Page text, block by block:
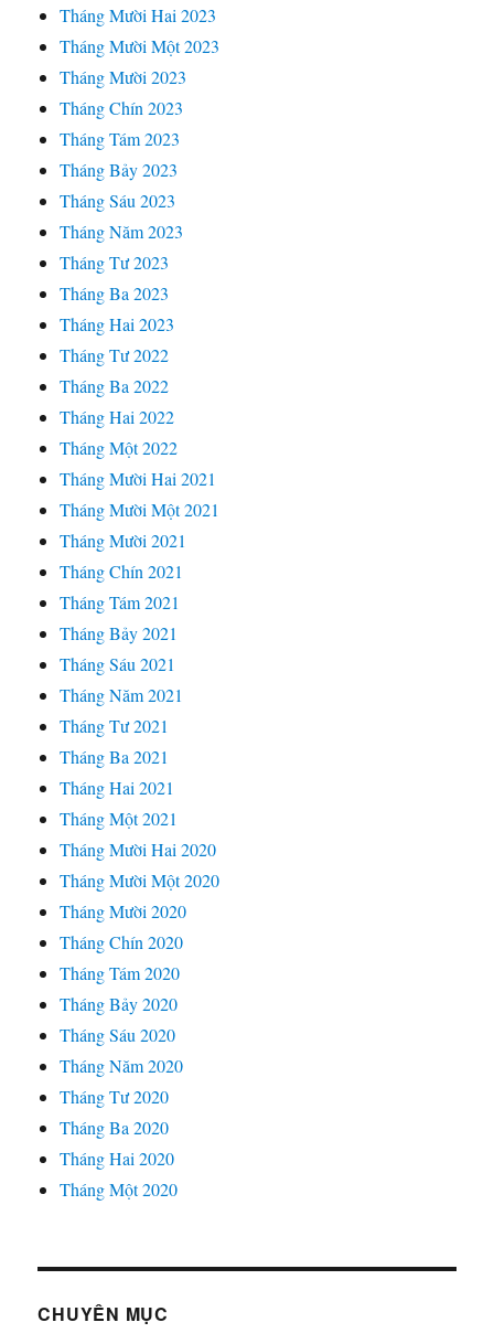
Tháng Mười Hai 2023
Tháng Mười Một 2023
Tháng Mười 2023
Tháng Chín 2023
Tháng Tám 2023
Tháng Bảy 2023
Tháng Sáu 2023
Tháng Năm 2023
Tháng Tư 2023
Tháng Ba 2023
Tháng Hai 2023
Tháng Tư 2022
Tháng Ba 2022
Tháng Hai 2022
Tháng Một 2022
Tháng Mười Hai 2021
Tháng Mười Một 2021
Tháng Mười 2021
Tháng Chín 2021
Tháng Tám 2021
Tháng Bảy 2021
Tháng Sáu 2021
Tháng Năm 2021
Tháng Tư 2021
Tháng Ba 2021
Tháng Hai 2021
Tháng Một 2021
Tháng Mười Hai 2020
Tháng Mười Một 2020
Tháng Mười 2020
Tháng Chín 2020
Tháng Tám 2020
Tháng Bảy 2020
Tháng Sáu 2020
Tháng Năm 2020
Tháng Tư 2020
Tháng Ba 2020
Tháng Hai 2020
Tháng Một 2020
CHUYÊN MỤC